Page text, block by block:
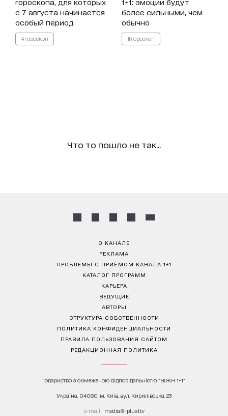
гороскопа, для которых
с 7 августа начинается
особый период
#гороскоп
1+1: эмоции будут
более сильными, чем
обычно
#гороскоп
Что то пошло не так...
О КАНАЛЕ
РЕКЛАМА
ПРОБЛЕМЫ С ПРИЁМОМ КАНАЛА 1+1
КАТАЛОГ ПРОГРАММ
КАРЬЕРА
ВЕДУЩИЕ
АВТОРЫ
СТРУКТУРА СОБСТВЕННОСТИ
ПОЛИТИКА КОНФИДЕНЦИАЛЬНОСТИ
ПРАВИЛА ПОЛЬЗОВАНИЯ САЙТОМ
РЕДАКЦИОННАЯ ПОЛИТИКА
Товариство з обмеженою відповідальністю "ВІЖН 1+1"
Україна, 04080, м. Київ, вул. Кирилівська, 23
е-mail: media@1plus1.tv